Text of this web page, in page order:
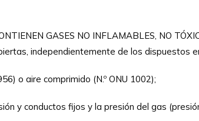
GASES NO INFLAMABLES, NO
independientemente de los dispuestos
o aire comprimido (N.º ONU 1002);
y conductos fijos y la presión del gas